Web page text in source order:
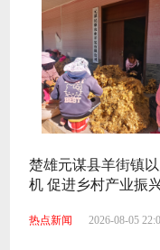
楚雄元谋县羊街镇
机 促进乡村产业振
热点新闻 2026-08-05